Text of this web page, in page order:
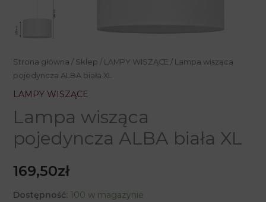
Strona główna / Sklep / LAMPY WISZĄCE / Lampa wisząca
pojedyncza ALBA biała XL
LAMPY WISZĄCE
Lampa wisząca
pojedyncza ALBA biała XL
169,50zł
Dostępność: 100 w magazynie